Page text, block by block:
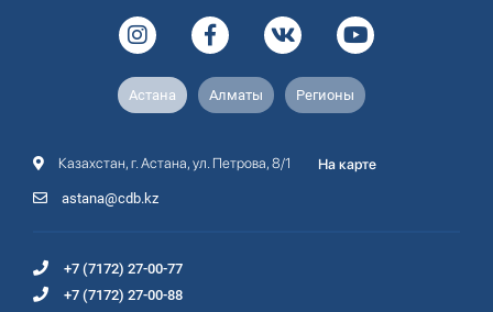
Астана Алматы Регионы
Казахстан, г. Астана, ул. Петрова, 8/1
astana@cdb.kz
На карте
+7 (7172) 27-00-77
+7 (7172) 27-00-88